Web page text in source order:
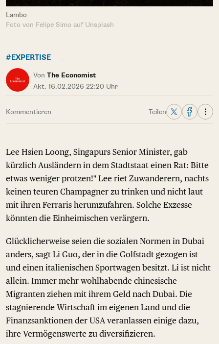
Lambo
Foto von Felipe Simo auf Unsplash
#EXPERTISE
Von The Economist
Akt. 16.02.2026 22:20 Uhr
Kommentieren Teilen
Lee Hsien Loong, Singapurs Senior Minister, gab
kürzlich Ausländern in dem Stadtstaat einen Rat: Bitte
etwas weniger protzen!" Lee riet Zuwanderern, nachts
keinen teuren Champagner zu trinken und nicht laut
mit ihren Ferraris herumzufahren. Solche Exzesse
könnten die Einheimischen verärgern.
Glücklicherweise seien die sozialen Normen in Dubai
anders, sagt Li Guo, der in die Golfstadt gezogen ist
und einen italienischen Sportwagen besitzt. Li ist nicht
allein. Immer mehr wohlhabende chinesische
Migranten ziehen mit ihrem Geld nach Dubai. Die
stagnierende Wirtschaft im eigenen Land und die
Finanzsanktionen der USA veranlassen einige dazu,
ihre Vermögenswerte zu diversifizieren.